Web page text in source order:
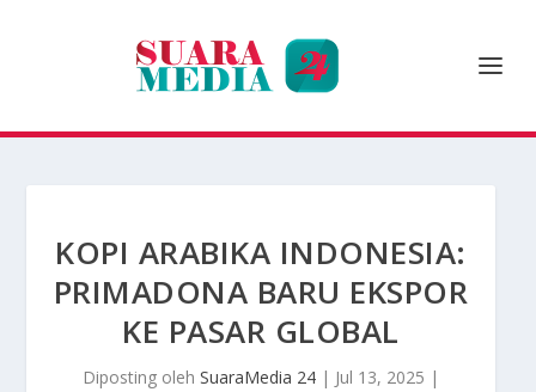
KOPI ARABIKA INDONESIA:
PRIMADONA BARU EKSPOR
KE PASAR GLOBAL
Diposting oleh SuaraMedia 24 | Jul 13, 2025 |